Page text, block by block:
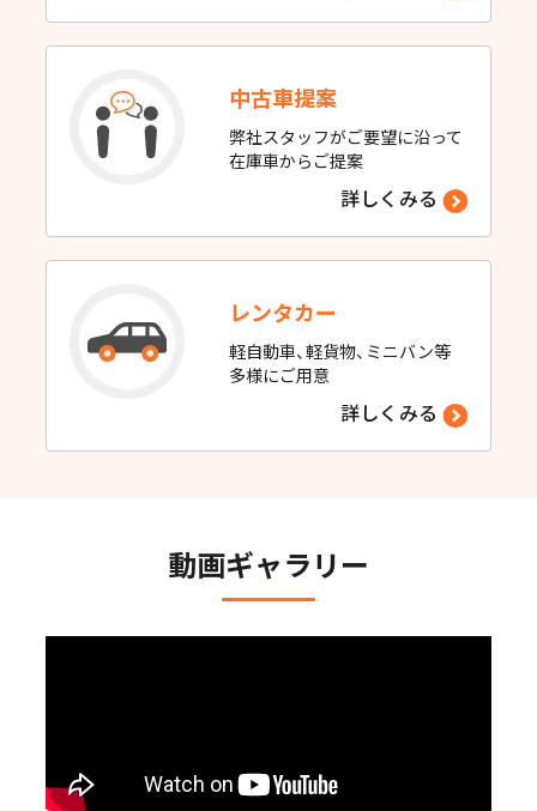
中古車提案
弊社スタッフがご要望に沿って
在庫車からご提案
詳しくみる
レンタカー
軽自動車、軽貨物、ミニバン等
多様にご用意
詳しくみる
動画ギャラリー